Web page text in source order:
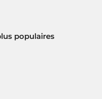
populaires